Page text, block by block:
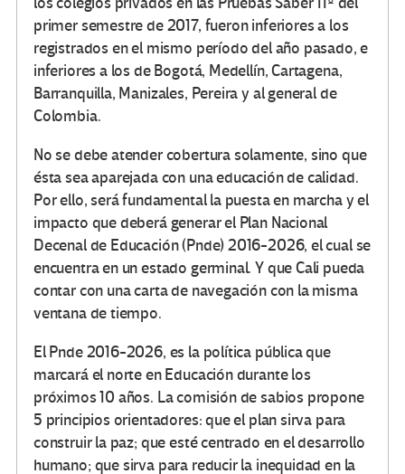
primer semestre de 2017, fueron inferiores a los
registrados en el mismo período del año pasado, e
inferiores a los de Bogotá, Medellín, Cartagena,
Barranquilla, Manizales, Pereira y al general de
Colombia.
No se debe atender cobertura solamente, sino que
ésta sea aparejada con una educación de calidad.
Por ello, será fundamental la puesta en marcha y el
impacto que deberá generar el Plan Nacional
Decenal de Educación (Pnde) 2016-2026, el cual se
encuentra en un estado germinal. Y que Cali pueda
contar con una carta de navegación con la misma
ventana de tiempo.
El Pnde 2016-2026, es la política pública que
marcará el norte en Educación durante los
próximos 10 años. La comisión de sabios propone
5 principios orientadores: que el plan sirva para
construir la paz; que esté centrado en el desarrollo
humano; que sirva para reducir la inequidad en la